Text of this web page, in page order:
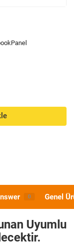
0 Genel
Uyumlu